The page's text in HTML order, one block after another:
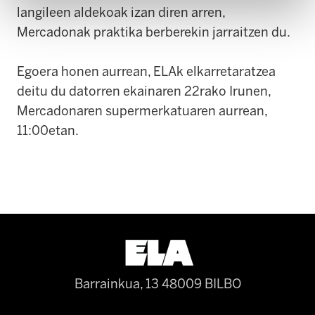
langileen aldekoak izan diren arren,
Mercadonak praktika berberekin jarraitzen du.
Egoera honen aurrean, ELAk elkarretaratzea
deitu du datorren ekainaren 22rako Irunen,
Mercadonaren supermerkatuaren aurrean,
11:00etan.
Barrainkua, 13 48009 BILBO